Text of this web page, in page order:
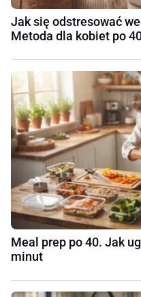
Jak się odstresować
Metoda dla kobiet po
Meal prep po 40. Jak
minut